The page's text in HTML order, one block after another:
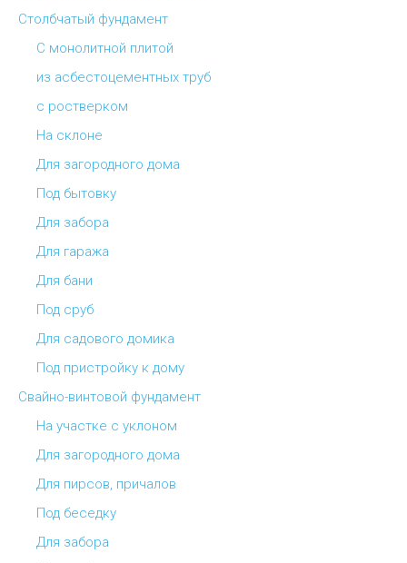
Столбчатый фундамент
С монолитной плитой
из асбестоцементных труб
с ростверком
На склоне
Для загородного дома
Под бытовку
Для забора
Для гаража
Для бани
Под сруб
Для садового домика
Под пристройку к дому
Свайно-винтовой фундамент
На участке с уклоном
Для загородного дома
Для пирсов, причалов
Под беседку
Для забора